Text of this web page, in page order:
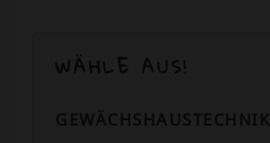
WÄHLE AUS!
GEWÄCHSHAUSTECHNIK